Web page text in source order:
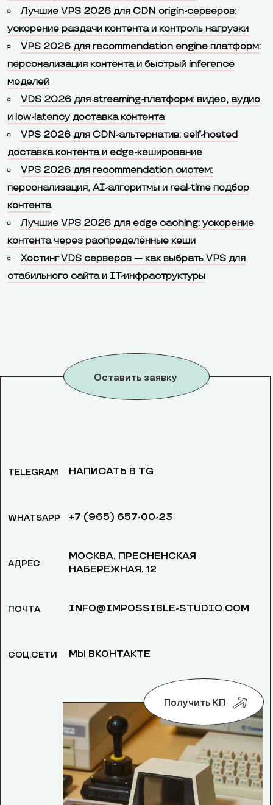
Лучшие VPS 2026 для CDN origin-серверов:
ускорение раздачи контента и контроль нагрузки
VPS 2026 для recommendation engine платформ:
персонализация контента и быстрый inference
моделей
VDS 2026 для streaming-платформ: видео, аудио
и low-latency доставка контента
VPS 2026 для CDN-альтернатив: self-hosted
доставка контента и edge-кеширование
VPS 2026 для recommendation систем:
персонализация, AI-алгоритмы и real-time подбор
контента
Лучшие VPS 2026 для edge caching: ускорение
контента через распределённые кеши
Хостинг VDS серверов — как выбрать VPS для
стабильного сайта и IT-инфраструктуры
Оставить заявку
TELEGRAM
WHATSAPP
АДРЕС
ПОЧТА
СОЦ.СЕТИ
НАПИСАТЬ В TG
+7 (965) 657-00-23
МОСКВА, ​ПРЕСНЕНСКАЯ
НАБЕРЕЖНАЯ, 12
INFO@IMPOSSIBLE-STUDIO.COM
МЫ ВКОНТАКТЕ
Получить КП